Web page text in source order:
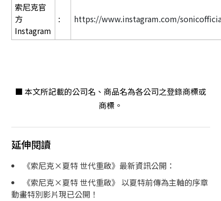
索尼克官
方
Instagram
: https://www.instagram.com/
■ 本文所記載的公司名、商品名為各公司之登錄商標或
商標。
延伸閱讀
《索尼克×夏特 世代重啟》最新資訊公開：
《索尼克×夏特 世代重啟》 以夏特前傳為主軸的序章
動畫特別影片現已公開！